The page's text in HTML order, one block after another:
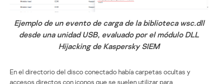
Ejemplo de un evento de carga de la biblioteca wsc.dll
desde una unidad USB, evaluado por el módulo DLL
Hijacking de Kaspersky SIEM
En el directorio del disco conectado había carpetas ocultas y
accesos directos con iconos que se suelen utilizar para